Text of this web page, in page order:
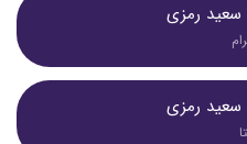
سعید رمزی
سعید رمزی